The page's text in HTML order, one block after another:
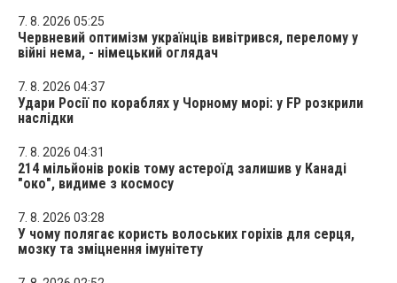
7. 8. 2026 05:25
Червневий оптимізм українців вивітрився, перелому у
війні нема, - німецький оглядач
7. 8. 2026 04:37
Удари Росії по кораблях у Чорному морі: у FP розкрили
наслідки
7. 8. 2026 04:31
214 мільйонів років тому астероїд залишив у Канаді
"око", видиме з космосу
7. 8. 2026 03:28
У чому полягає користь волоських горіхів для серця,
мозку та зміцнення імунітету